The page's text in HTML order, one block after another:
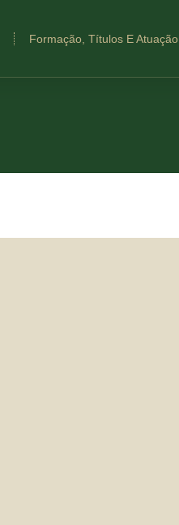
Formação, Títulos E Atuação